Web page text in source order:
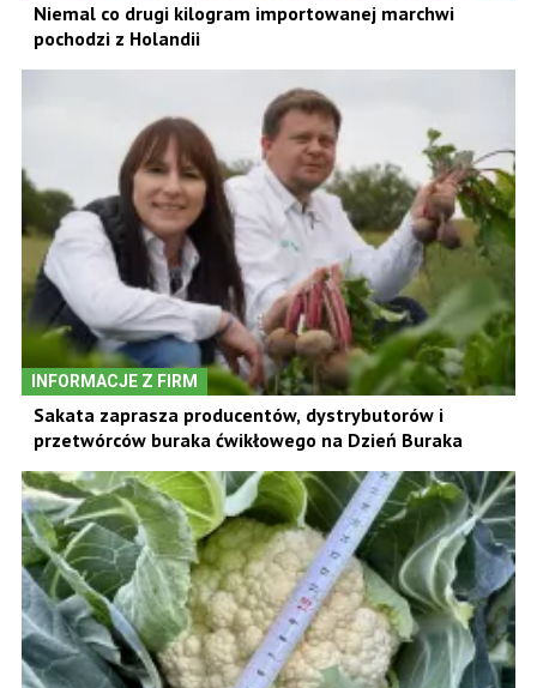
Niemal co drugi kilogram importowanej marchwi
pochodzi z Holandii
INFORMACJE Z FIRM
Sakata zaprasza producentów, dystrybutorów i
przetwórców buraka ćwikłowego na Dzień Buraka